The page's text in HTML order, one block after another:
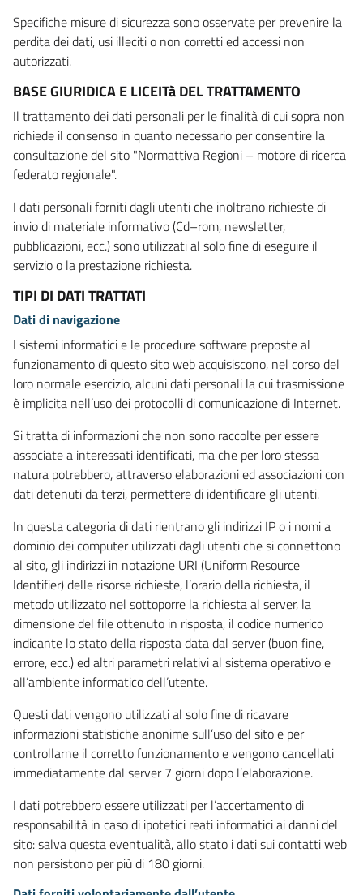
Specifiche misure di sicurezza sono osservate per prevenire la
perdita dei dati, usi illeciti o non corretti ed accessi non
autorizzati.
BASE GIURIDICA E LICEITà DEL TRATTAMENTO
Il trattamento dei dati personali per le finalità di cui sopra non
richiede il consenso in quanto necessario per consentire la
consultazione del sito "Normattiva Regioni – motore di ricerca
federato regionale".
I dati personali forniti dagli utenti che inoltrano richieste di
invio di materiale informativo (Cd–rom, newsletter,
pubblicazioni, ecc.) sono utilizzati al solo fine di eseguire il
servizio o la prestazione richiesta.
TIPI DI DATI TRATTATI
Dati di navigazione
I sistemi informatici e le procedure software preposte al
funzionamento di questo sito web acquisiscono, nel corso del
loro normale esercizio, alcuni dati personali la cui trasmissione
è implicita nell’uso dei protocolli di comunicazione di Internet.
Si tratta di informazioni che non sono raccolte per essere
associate a interessati identificati, ma che per loro stessa
natura potrebbero, attraverso elaborazioni ed associazioni con
dati detenuti da terzi, permettere di identificare gli utenti.
In questa categoria di dati rientrano gli indirizzi IP o i nomi a
dominio dei computer utilizzati dagli utenti che si connettono
al sito, gli indirizzi in notazione URI (Uniform Resource
Identifier) delle risorse richieste, l’orario della richiesta, il
metodo utilizzato nel sottoporre la richiesta al server, la
dimensione del file ottenuto in risposta, il codice numerico
indicante lo stato della risposta data dal server (buon fine,
errore, ecc.) ed altri parametri relativi al sistema operativo e
all’ambiente informatico dell’utente.
Questi dati vengono utilizzati al solo fine di ricavare
informazioni statistiche anonime sull’uso del sito e per
controllarne il corretto funzionamento e vengono cancellati
immediatamente dal server 7 giorni dopo l’elaborazione.
I dati potrebbero essere utilizzati per l’accertamento di
responsabilità in caso di ipotetici reati informatici ai danni del
sito: salva questa eventualità, allo stato i dati sui contatti web
non persistono per più di 180 giorni.